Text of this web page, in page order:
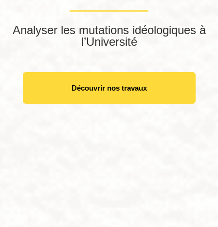
Analyser les mutations idéologiques à
l’Université
Découvrir nos travaux